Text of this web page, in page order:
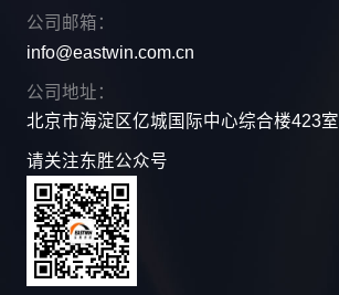
公司邮箱：
info@eastwin.com.cn
公司地址：
北京市海淀区亿城国际中心综合楼423室
请关注东胜公众号